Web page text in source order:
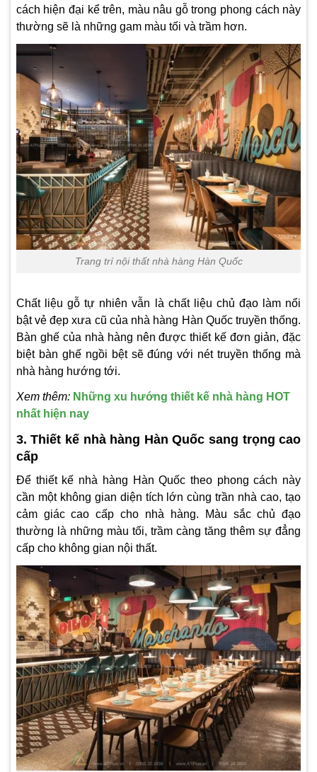
cách hiện đại kể trên, màu nâu gỗ trong phong cách này
thường sẽ là những gam màu tối và trầm hơn.
Trang trí nội thất nhà hàng Hàn Quốc
Chất liệu gỗ tự nhiên vẫn là chất liệu chủ đạo làm nổi
bật vẻ đẹp xưa cũ của nhà hàng Hàn Quốc truyền thống.
Bàn ghế của nhà hàng nên được thiết kế đơn giản, đặc
biệt bàn ghế ngồi bệt sẽ đúng với nét truyền thống mà
nhà hàng hướng tới.
Xem thêm: Những xu hướng thiết kế nhà hàng HOT
nhất hiện nay
3. Thiết kế nhà hàng Hàn Quốc sang trọng cao
cấp
Để thiết kế nhà hàng Hàn Quốc theo phong cách này
cần một không gian diện tích lớn cùng trần nhà cao, tạo
cảm giác cao cấp cho nhà hàng. Màu sắc chủ đạo
thường là những màu tối, trầm càng tăng thêm sự đẳng
cấp cho không gian nội thất.